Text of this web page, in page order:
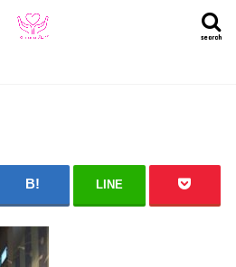
search
LINE